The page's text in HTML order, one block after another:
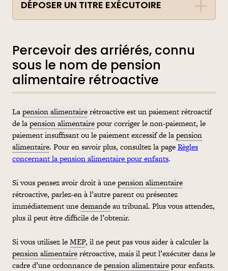
DÉPOSER UN TITRE EXÉCUTOIRE
Percevoir des arriérés, connu
sous le nom de pension
alimentaire rétroactive
Lapension alimentairerétroactive est un paiement rétroactif
de lapension alimentairepour corriger le non-paiement, le
paiement insuffisant ou le paiement excessif de lapension
alimentaire. Pour en savoir plus, consultez la pageRègles
concernant la pension alimentaire pour enfants.
Si vous pensez avoir droit à unepension alimentaire
rétroactive, parlez-en à l’autre parent ou présentez
immédiatement unedemandeau tribunal. Plus vous attendez,
plus il peut être difficile de l’obtenir.
Si vous utilisez leMEP, il ne peut pas vous aider à calculer la
pension alimentairerétroactive, mais il peut l’exécuter dans le
cadre d’une ordonnance depension alimentairepour enfants.